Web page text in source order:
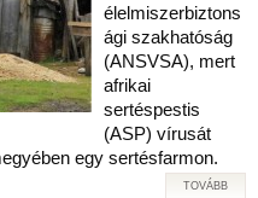
élelmiszerbiztons
ági szakhatóság
(ANSVSA), mert
afrikai
sertéspestis
(ASP) vírusát
egy sertésfarmon.
TOVÁBB